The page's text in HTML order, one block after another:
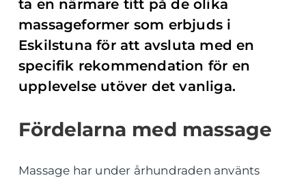
ta en närmare titt på de olika
massageformer som erbjuds i
Eskilstuna för att avsluta med en
specifik rekommendation för en
upplevelse utöver det vanliga.
Fördelarna med massage
Massage har under århundraden använts